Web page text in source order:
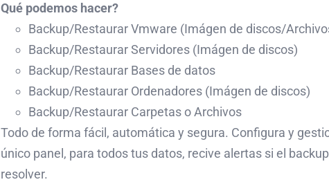
Qué podemos hacer?
Backup/Restaurar Vmware (Imágen de discos/
Backup/Restaurar Servidores (Imágen de discos)
Backup/Restaurar Bases de datos
Backup/Restaurar Ordenadores (Imágen de discos)
Backup/Restaurar Carpetas o Archivos
Todo de forma fácil, automática y segura. Configura y
único panel, para todos tus datos, recive alertas si el
resolver.